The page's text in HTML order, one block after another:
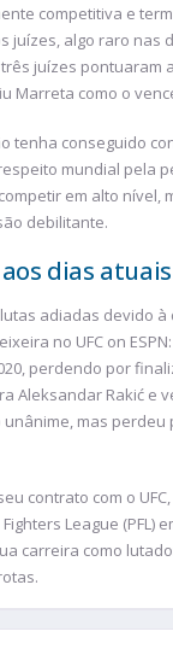
competitiva e
juízes, algo raro nas
três juízes pontuaram
Marreta como o
tenha conseguido
mundial pela
em alto nível,
debilitante.
dias atuais
adiadas devido à
no UFC on
perdendo por
Aleksandar Rakić e
mas perdeu
contrato com o
League (PFL)
carreira como